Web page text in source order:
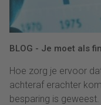
BLOG - Je moet als
Hoe zorg je ervoor
achteraf erachter
besparing is